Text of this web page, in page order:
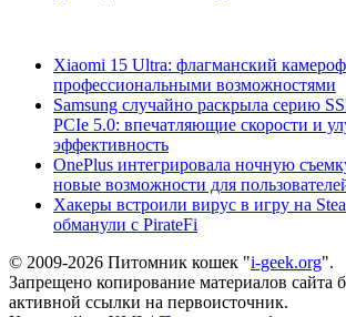
Xiaomi 15 Ultra: флагманский
профессиональными возможностями
Samsung случайно раскрыла серию
PCIe 5.0: впечатляющие скорости и
эффективность
OnePlus интегрировала ночную
новые возможности для
Хакеры встроили вирус в игру на
обманули с PirateFi
© 2009-2026 Питомник кошек "i-geek.org".
Запрещено копирование материалов сайта
активной ссылки на первоисточник.